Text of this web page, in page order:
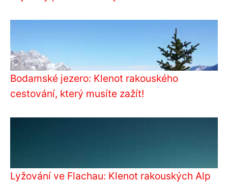
Bodamské jezero: Klenot rakouského
cestování, který musíte zažít!
Lyžování ve Flachau: Klenot rakouských Alp